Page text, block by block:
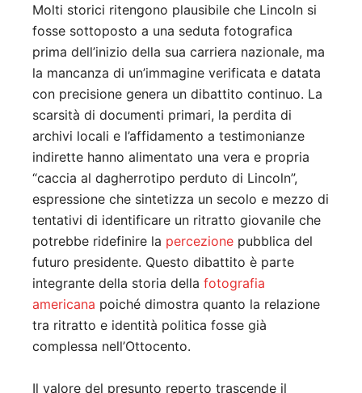
Molti storici ritengono plausibile che Lincoln si
fosse sottoposto a una seduta fotografica
prima dell’inizio della sua carriera nazionale, ma
la mancanza di un’immagine verificata e datata
con precisione genera un dibattito continuo. La
scarsità di documenti primari, la perdita di
archivi locali e l’affidamento a testimonianze
indirette hanno alimentato una vera e propria
“caccia al dagherrotipo perduto di Lincoln”,
espressione che sintetizza un secolo e mezzo di
tentativi di identificare un ritratto giovanile che
potrebbe ridefinire la percezione pubblica del
futuro presidente. Questo dibattito è parte
integrante della storia della fotografia
americana poiché dimostra quanto la relazione
tra ritratto e identità politica fosse già
complessa nell’Ottocento.
Il valore del presunto reperto trascende il